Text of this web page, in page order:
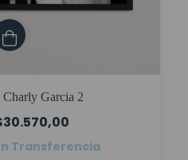
Garcia 2
Transferencia